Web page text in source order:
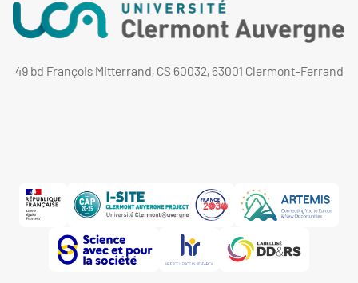
49 bd François Mitterrand, CS 60032, 63001 Clermont-Ferrand